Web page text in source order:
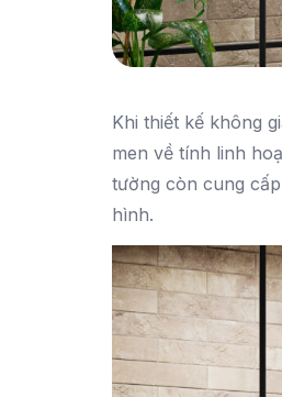
Khi thiết kế không
men về tính linh
tường còn cung
hình.